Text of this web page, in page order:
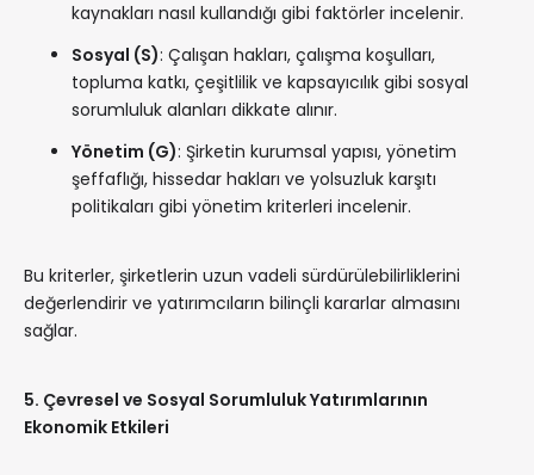
kaynakları nasıl kullandığı gibi faktörler incelenir.
Sosyal (S): Çalışan hakları, çalışma koşulları,
topluma katkı, çeşitlilik ve kapsayıcılık gibi sosyal
sorumluluk alanları dikkate alınır.
Yönetim (G): Şirketin kurumsal yapısı, yönetim
şeffaflığı, hissedar hakları ve yolsuzluk karşıtı
politikaları gibi yönetim kriterleri incelenir.
Bu kriterler, şirketlerin uzun vadeli sürdürülebilirliklerini
değerlendirir ve yatırımcıların bilinçli kararlar almasını
sağlar.
5. Çevresel ve Sosyal Sorumluluk Yatırımlarının
Ekonomik Etkileri